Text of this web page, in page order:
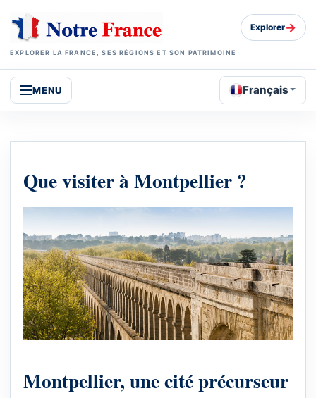
EXPLORER LA FRANCE, SES RÉGIONS ET SON PATRIMOINE
Explorer→
MENU Français
Que visiter à Montpellier ?
Montpellier, une cité précurseur